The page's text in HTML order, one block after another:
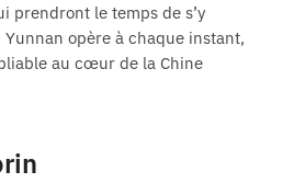
prendront le temps de s’y
opère à chaque instant,
au cœur de la Chine